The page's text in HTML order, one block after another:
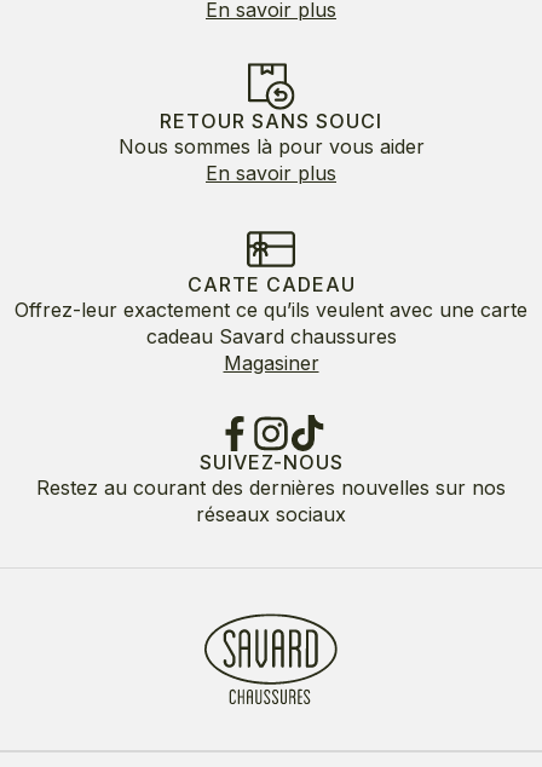
En savoir plus
RETOUR SANS SOUCI
Nous sommes là pour vous aider
En savoir plus
CARTE CADEAU
Offrez-leur exactement ce qu’ils veulent avec une carte
cadeau Savard chaussures
Magasiner
SUIVEZ-NOUS
Restez au courant des dernières nouvelles sur nos
réseaux sociaux